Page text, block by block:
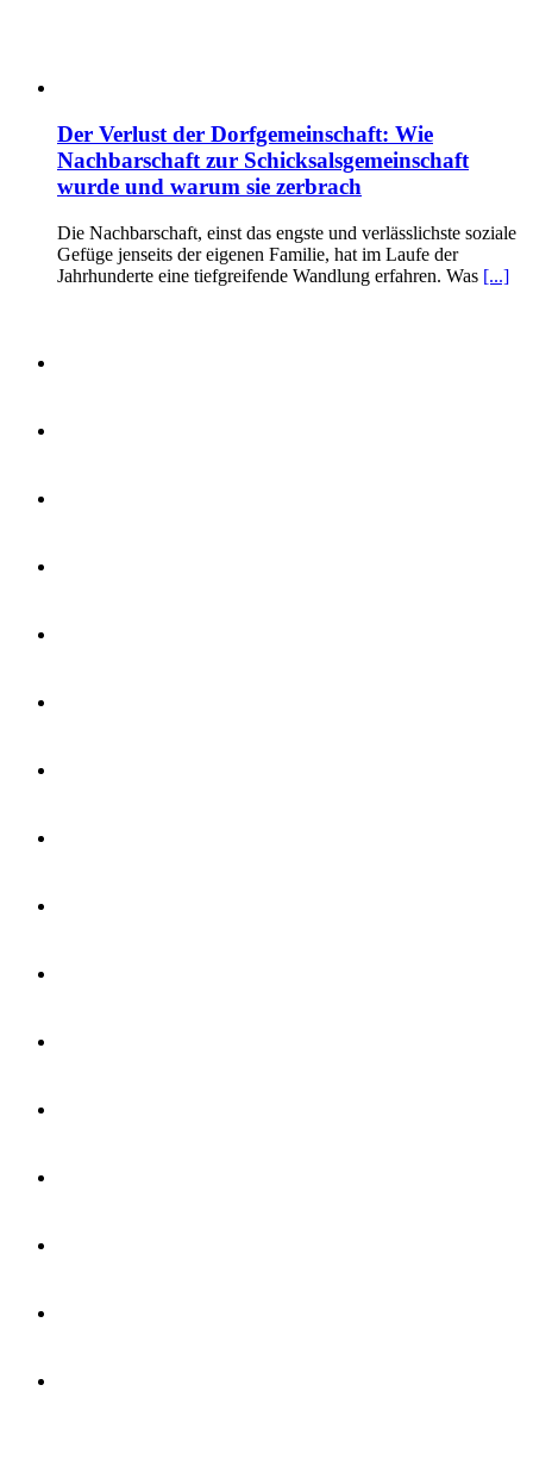
Der Verlust der Dorfgemeinschaft: Wie
Nachbarschaft zur Schicksalsgemeinschaft
wurde und warum sie zerbrach
Die Nachbarschaft, einst das engste und verlässlichste soziale
Gefüge jenseits der eigenen Familie, hat im Laufe der
Jahrhunderte eine tiefgreifende Wandlung erfahren. Was [...]